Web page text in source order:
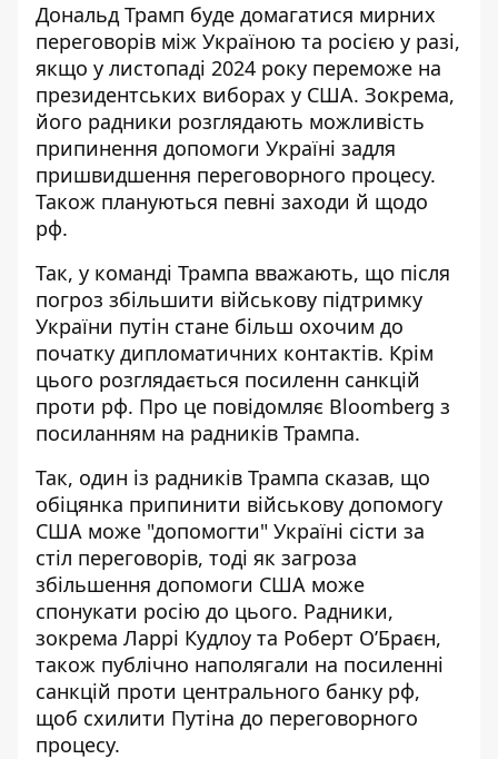
Дональд Трамп буде домагатися мирних
переговорів між Україною та росією у разі,
якщо у листопаді 2024 року переможе на
президентських виборах у США. Зокрема,
його радники розглядають можливість
припинення допомоги Україні задля
пришвидшення переговорного процесу.
Також плануються певні заходи й щодо
рф.
Так, у команді Трампа вважають, що після
погроз збільшити військову підтримку
України путін стане більш охочим до
початку дипломатичних контактів. Крім
цього розглядається посиленн санкцій
проти рф. Про це повідомляє Bloomberg з
посиланням на радників Трампа.
Так, один із радників Трампа сказав, що
обіцянка припинити військову допомогу
США може "допомогти" Україні сісти за
стіл переговорів, тоді як загроза
збільшення допомоги США може
спонукати росію до цього. Радники,
зокрема Ларрі Кудлоу та Роберт О’Браєн,
також публічно наполягали на посиленні
санкцій проти центрального банку рф,
щоб схилити Путіна до переговорного
процесу.